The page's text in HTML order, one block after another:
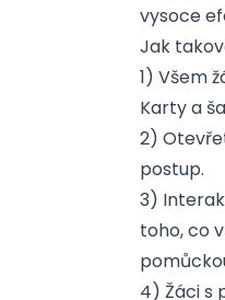
vysoce
Jak
1) Všem
Karty a
2)
postup.
3)
toho, co
4) Žáci s